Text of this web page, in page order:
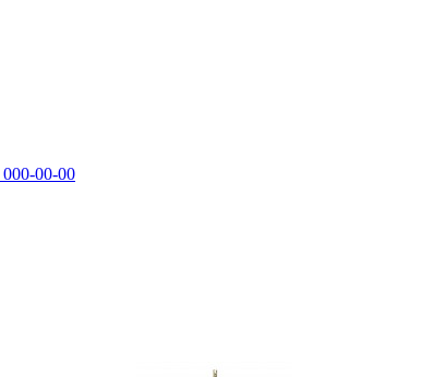
000-00-00